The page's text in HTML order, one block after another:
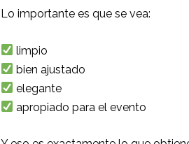
Lo importante es que se vea:
limpio
bien ajustado
elegante
apropiado para el evento